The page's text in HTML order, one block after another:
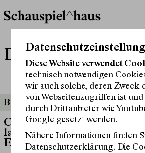
Darya Boreyri
Beteiligt an
Chronik der
laufenden
Entgleisungen
Diese Website verwendet
technisch notwendigen
wir auch solche, deren Zweck
von Webseitenzugriffen ist
durch Drittanbieter wie
Google gesetzt werden.
Nähere Informationen finden
Datenschutzerklärung. Die